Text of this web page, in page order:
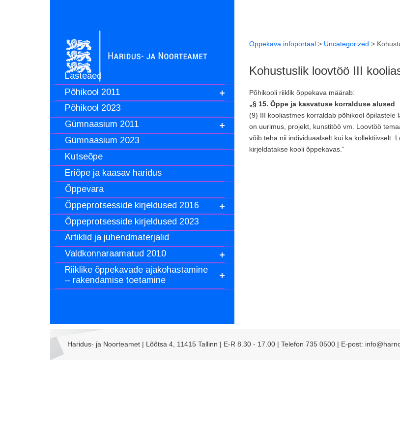
Lasteaed
Põhikool 2011
Põhikool 2023
Gümnaasium 2011
Gümnaasium 2023
Kutseõpe
Eriõpe ja kaasav haridus
Õppevara
Õppeprotsesside kirjeldused 2016
Õppeprotsesside kirjeldused 2023
Artiklid ja juhendmaterjalid
Valdkonnaraamatud 2010
Riiklike õppekavade ajakohastamine
– rakendamise toetamine
Oppekava infoportaal > Uncategorized >
Kohustuslik loovtöö III
Põhikooli riiklik õppekava määrab:
„§ 15. Õppe ja kasvatuse korralduse alused
(9) III kooliastmes korraldab põhikool
on uurimus, projekt, kunstitöö vm. Loovtöö
võib teha nii individuaalselt kui ka kollektiivselt.
kirjeldatakse kooli õppekavas.“
Haridus- ja Noorteamet | Lõõtsa 4, 11415 Tallinn | E-R 8.30 - 17.00 | Telefon 735 0500 | E-post: